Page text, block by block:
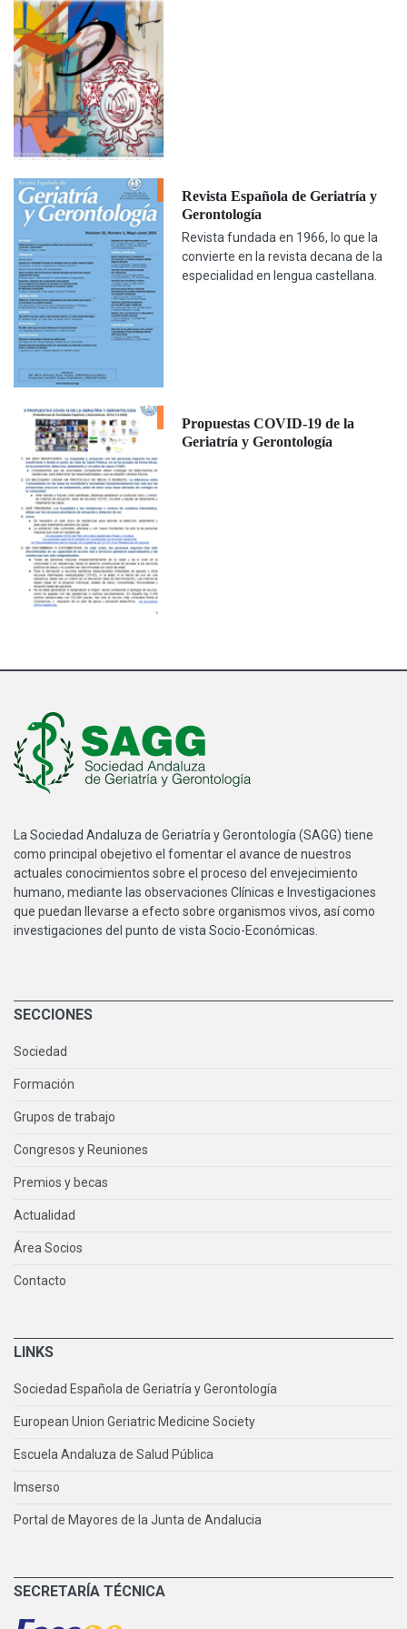
Revista Española de Geriatría y
Gerontología
Revista fundada en 1966, lo que la
convierte en la revista decana de la
especialidad en lengua castellana.
Propuestas COVID-19 de la
Geriatría y Gerontología
La Sociedad Andaluza de Geriatría y Gerontología (SAGG) tiene
como principal obejetivo el fomentar el avance de nuestros
actuales conocimientos sobre el proceso del envejecimiento
humano, mediante las observaciones Clínicas e Investigaciones
que puedan llevarse a efecto sobre organismos vivos, así como
investigaciones del punto de vista Socio-Económicas.
SECCIONES
Sociedad
Formación
Grupos de trabajo
Congresos y Reuniones
Premios y becas
Actualidad
Área Socios
Contacto
LINKS
Sociedad Española de Geriatría y Gerontología
European Union Geriatric Medicine Society
Escuela Andaluza de Salud Pública
Imserso
Portal de Mayores de la Junta de Andalucia
SECRETARÍA TÉCNICA